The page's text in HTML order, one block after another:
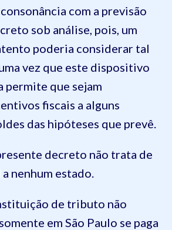
com a previsão
sob análise, pois, um
poderia considerar tal
vez que este dispositivo
permite que sejam
fiscais a alguns
das hipóteses que prevê.
decreto não trata de
nenhum estado.
de tributo não
em São Paulo se paga